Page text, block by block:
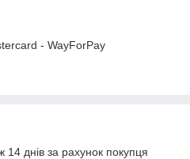
- WayForPay
днів за рахунок покупця